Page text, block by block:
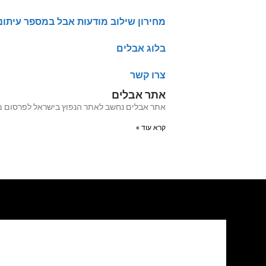
מחירון שילוב מודעות אבל במספר
בלוג אבלים
צרו קשר
אתר אבלים
אתר אבלים נחשב לאתר הנפוץ בישראל לפרסום מודעות אבל מעל 20 שנה האתר עבר
קרא עוד »